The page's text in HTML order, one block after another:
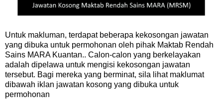
Untuk makluman, terdapat beberapa kekosongan jawatan
yang dibuka untuk permohonan oleh pihak Maktab Rendah
Sains MARA Kuantan.. Calon-calon yang berkelayakan
adalah dipelawa untuk mengisi kekosongan jawatan
tersebut. Bagi mereka yang berminat, sila lihat maklumat
dibawah iklan jawatan kosong yang dibuka untuk
permohonan